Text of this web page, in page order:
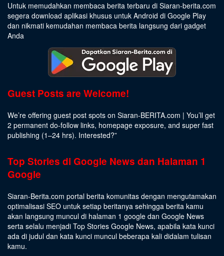
Untuk memudahkan membaca berita terbaru di Siaran-berita.com
segera download aplikasi khusus untuk Android di Google Play
dan nikmati kemudahan membaca berita langsung dari gadget
Anda
Guest Posts are Welcome!
We’re offering guest post spots on Siaran-BERITA.com | You’ll get
2 permanent do-follow links, homepage exposure, and super fast
publishing (1–24 hrs). Interested?”
Top Stories di Google News dan Halaman 1
Google
Siaran-Berita.com portal berita komunitas dengan mengutamakan
optimalisasi SEO untuk setiap beritanya sehingga berita kamu
akan langsung muncul di halaman 1 google dan Google News
serta selalu menjadi Top Stories Google News, apabila kata kunci
ada di judul dan kata kunci muncul beberapa kali didalam tulisan
kamu.